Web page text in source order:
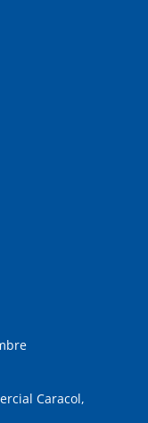
Caracol,